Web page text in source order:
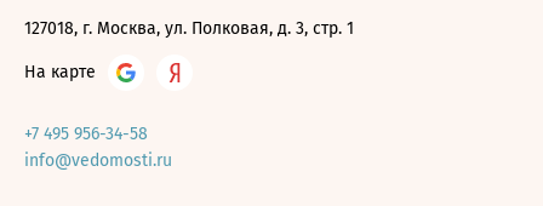
127018, г. Москва, ул. Полковая, д. 3, стр. 1
На карте
+7 495 956-34-58
info@vedomosti.ru